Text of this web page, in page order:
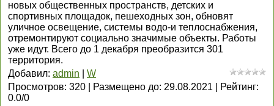
новых общественных пространств, детских и
спортивных площадок, пешеходных зон, обновят
уличное освещение, системы водо-и теплоснабжения,
отремонтируют социально значимые объекты. Работы
уже идут. Всего до 1 декабря преобразится 301
территория.
Добавил: admin
W
Просмотров: 320 Размещено до: 29.08.2021 Рейтинг:
0.0/0